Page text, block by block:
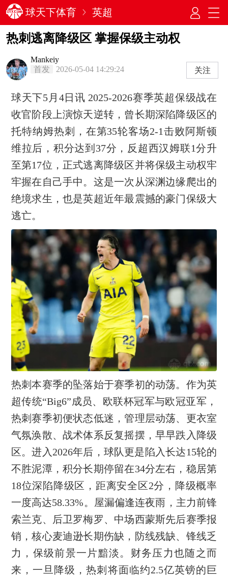
球天下体育 英超
热刺逃离降级区 掌握保级主动权
Mankeiy
首发
2026-05-04 14:29:24 关注
球天下5月4日讯 2025-2026赛季英超保级战在
收官阶段上演惊天逆转，曾长期深陷降级区的
托特纳姆热刺，在第35轮客场2-1击败阿斯顿
维拉后，积分达到37分，反超西汉姆联1分升
至第17位，正式逃离降级区并将保级主动权牢
牢握在自己手中。这是一次从深渊边缘爬出的
绝境求生，也是英超近年最震撼的豪门保级大
逃亡。
热刺本赛季的坠落始于赛季初的动荡。作为英
超传统“Big6”成员、欧联杯冠军与欧冠亚军，
热刺赛季初便状态低迷，管理层动荡、更衣室
气氛涣散、战术体系反复摇摆，早早跌入降级
区。进入2026年后，球队更是陷入长达15轮的
不胜泥潭，积分长期停留在34分左右，稳居第
18位深陷降级区，距离安全区2分，降级概率
一度高达58.33%。屋漏偏逢连夜雨，主力前锋
索兰克、后卫罗梅罗、中场西蒙斯先后赛季报
销，核心麦迪逊长期伤缺，防线残缺、锋线乏
力，保级前景一片黯淡。财务压力也随之而
来，一旦降级，热刺将面临约2.5亿英镑的巨